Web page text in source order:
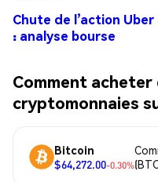
Chute de l’action
: analyse bourse
Comment
cryptomonnaies
Bitcoin
$64,272.00-0.30%